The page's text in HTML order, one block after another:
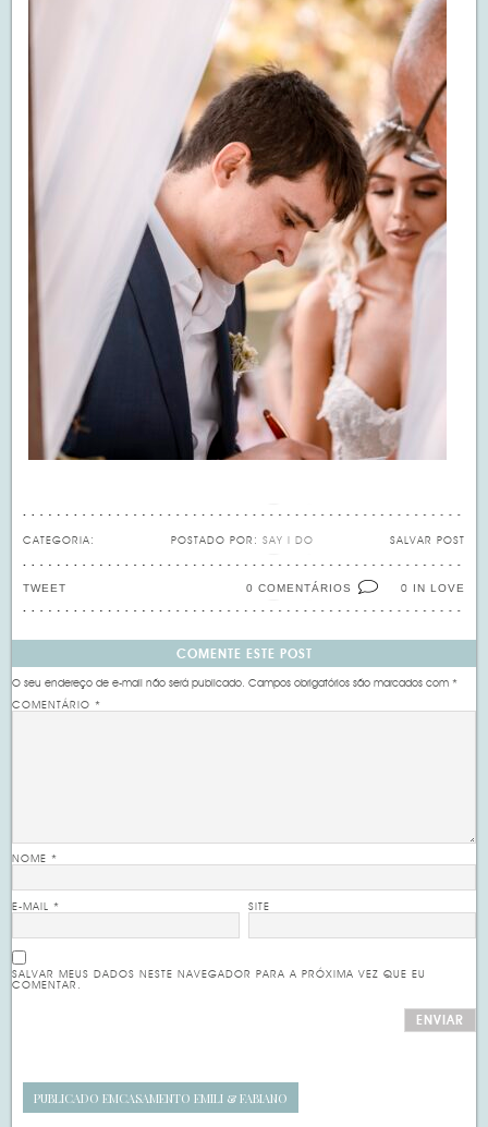
CATEGORIA: SALVAR POST
POSTADO POR: SAY I DO
0 IN LOVE
0 COMENTÁRIOS
TWEET
COMENTE ESTE POST
O seu endereço de e-mail não será publicado. Campos obrigatórios são marcados com*
COMENTÁRIO*
NOME*
E-MAIL* SITE
SALVAR MEUS DADOS NESTE NAVEGADOR PARA A PRÓXIMA VEZ QUE EU
COMENTAR.
PUBLICADO EMCASAMENTO EMILI & FABIANO